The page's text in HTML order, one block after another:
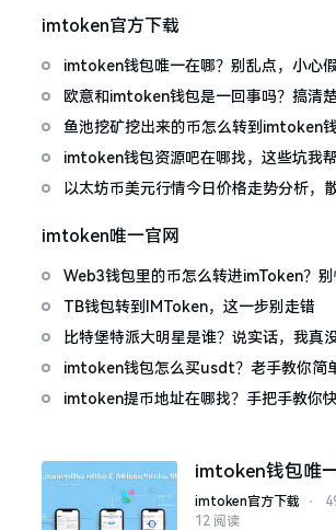
imtoken官方下载
imtoken钱包唯一在哪？别乱点，小心
欧意和imtoken钱包是一回事吗？搞清楚
包
鱼池挖矿挖出来的币怎么转到imtoken钱
imtoken钱包资源吧在哪找，这些坑我
以太坊币美元行情今日价格走势分析，
imtoken唯一官网
Web3钱包里的币怎么转进imToken？别
搞定
TB钱包转到IMToken，这一步别走错
比特堡特派大明星是谁？说实话，我真
imtoken钱包怎么买usdt？老手教你简
imtoken提币地址在哪找？手把手教你
imtoken钱包唯
点，小心假网站
imtoken官方下载 ⋅
12 阅读